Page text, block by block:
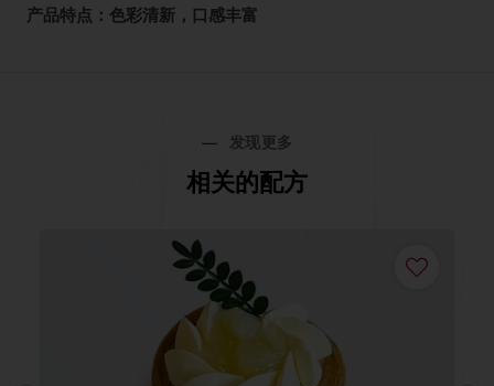
产品特点：色彩清新，口感丰富
发现更多
相关的配方